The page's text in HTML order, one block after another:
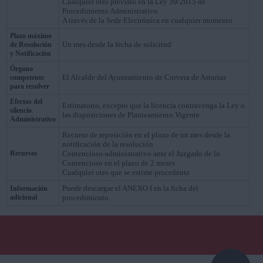
Procedimiento Administrativo
A través de la Sede Electrónica en cualquier momento
Plazo máximo
de Resolución
y Notificación
Un mes desde la fecha de solicitud
Órgano
competente
para resolver
El Alcalde del Ayuntamiento de Corvera de Asturias
Efectos del
silencio
Administrativo
Estimatorio, excepto que la licencia contravenga la Ley o
las disposiciones de Planteamiento Vigente.
Recursos
Recurso de reposición en el plazo de un mes desde la
notificación de la resolución
Contencioso-administrativo ante el Juzgado de lo
Contencioso en el plazo de 2 meses
Cualquier otro que se estime procedente
Información
adicional
Puede descargar el ANEXO I en la ficha del
procedimiento.